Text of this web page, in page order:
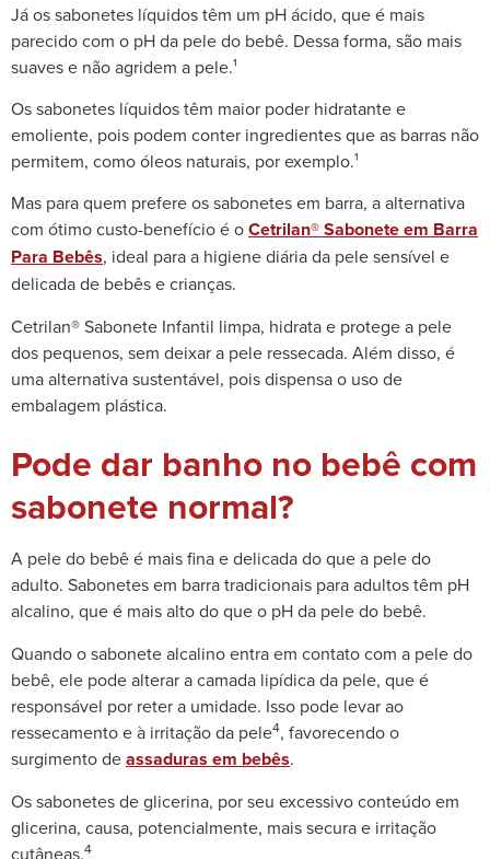
Já os sabonetes líquidos têm um pH ácido, que é mais
parecido com o pH da pele do bebê. Dessa forma, são mais
suaves e não agridem a pele.¹
Os sabonetes líquidos têm maior poder hidratante e
emoliente, pois podem conter ingredientes que as barras não
permitem, como óleos naturais, por exemplo.¹
Mas para quem prefere os sabonetes em barra, a alternativa
com ótimo custo-benefício é oCetrilan® Sabonete em Barra
Para Bebês, ideal para a higiene diária da pele sensível e
delicada de bebês e crianças.
Cetrilan® Sabonete Infantil limpa, hidrata e protege a pele
dos pequenos, sem deixar a pele ressecada. Além disso, é
uma alternativa sustentável, pois dispensa o uso de
embalagem plástica.
Pode dar banho no bebê com
sabonete normal?
A pele do bebê é mais fina e delicada do que a pele do
adulto. Sabonetes em barra tradicionais para adultos têm pH
alcalino, que é mais alto do que o pH da pele do bebê.
Quando o sabonete alcalino entra em contato com a pele do
bebê, ele pode alterar a camada lipídica da pele, que é
responsável por reter a umidade. Isso pode levar ao
ressecamento e à irritação da pele4, favorecendo o
surgimento deassaduras em bebês.
Os sabonetes de glicerina, por seu excessivo conteúdo em
glicerina, causa, potencialmente, mais secura e irritação
cutâneas.4